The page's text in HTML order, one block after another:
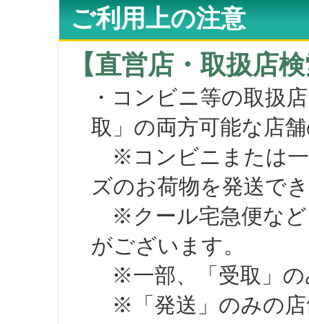
ご利用上の注意
【直営店・取扱店
・コンビニ等の取扱
取」の両方可能な店
※コンビニまたは一
ズのお荷物を発送で
※クール宅急便など
がございます。
※一部、「受取」の
※「発送」のみの店